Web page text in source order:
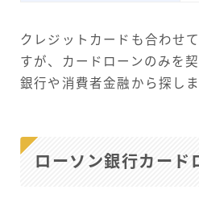
クレジットカードも合わせ
すが、カードローンのみを
銀行や消費者金融から探しま
ローソン銀行カード